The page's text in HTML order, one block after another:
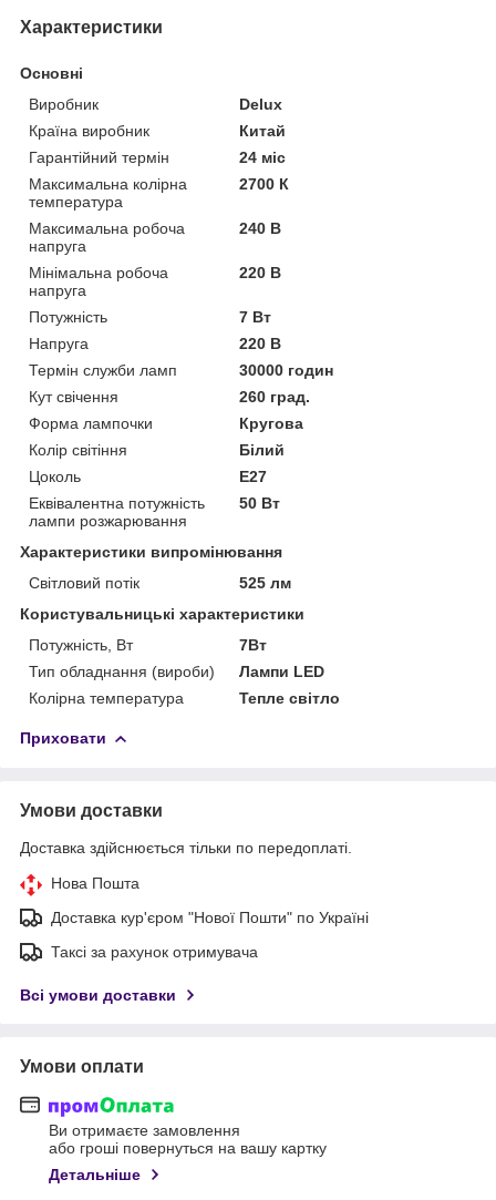
Характеристики
Основні
Виробник
Delux
Країна виробник
Китай
Гарантійний термін
24 міс
Максимальна колірна
температура
2700 К
Максимальна робоча
напруга
240 В
Мінімальна робоча
напруга
220 В
Потужність
7 Вт
Напруга
220 В
Термін служби ламп
30000 годин
Кут свічення
260 град.
Форма лампочки
Кругова
Колір світіння
Білий
Цоколь
E27
Еквівалентна потужність
лампи розжарювання
50 Вт
Характеристики випромінювання
Світловий потік
525 лм
Користувальницькі характеристики
Потужність, Вт
7Вт
Тип обладнання (вироби)
Лампи LED
Колірна температура
Тепле світло
Приховати
Умови доставки
Доставка здійснюється тільки по передоплаті.
Нова Пошта
Доставка кур'єром "Нової Пошти" по Україні
Таксі за рахунок отримувача
Всі умови доставки
Умови оплати
Ви отримаєте замовлення
або гроші повернуться на вашу картку
Детальніше